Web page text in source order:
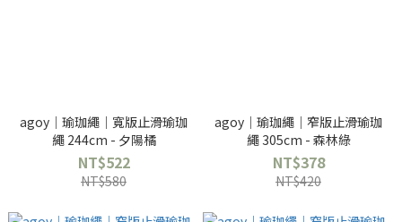
agoy｜瑜珈繩｜寬版止滑瑜珈
繩 244cm - 夕陽橘
NT$522
NT$580
agoy｜瑜珈繩｜窄版止滑瑜珈
繩 305cm - 森林綠
NT$378
NT$420